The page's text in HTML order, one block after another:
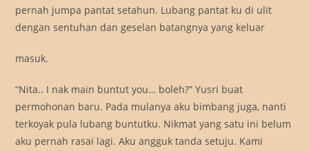
pernah jumpa pantat setahun. Lubang pantat ku di ulit
dengan sentuhan dan geselan batangnya yang keluar
masuk.
“Nita.. I nak main buntut you… boleh?” Yusri buat
permohonan baru. Pada mulanya aku bimbang juga, nanti
terkoyak pula lubang buntutku. Nikmat yang satu ini belum
aku pernah rasai lagi. Aku angguk tanda setuju. Kami